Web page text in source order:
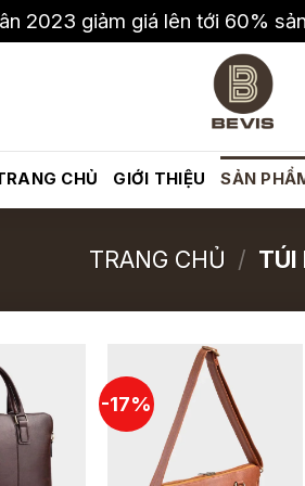
2023 giảm giá lên tới 60%
CHỦ GIỚI THIỆU SẢN
TRANG CHỦ / TÚI
-17%